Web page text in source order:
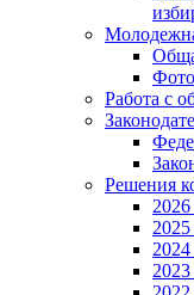
Работа с
Решения